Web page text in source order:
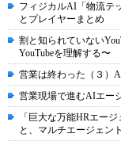
フィジカルAI「物流テ
とプレイヤーまとめ
割と知られていない
YouTubeを理解する〜
営業は終わった（３）
営業現場で進むAIエー
「巨大な万能HRエー
と、マルチエージェン